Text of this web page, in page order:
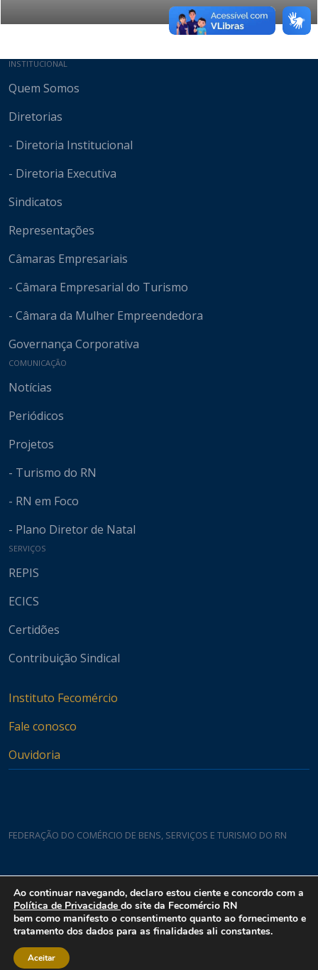
Mapa do site
INSTITUCIONAL
Quem Somos
Diretorias
- Diretoria Institucional
- Diretoria Executiva
Sindicatos
Representações
Câmaras Empresariais
- Câmara Empresarial do Turismo
- Câmara da Mulher Empreendedora
Governança Corporativa
COMUNICAÇÃO
Notícias
Periódicos
Projetos
- Turismo do RN
- RN em Foco
- Plano Diretor de Natal
SERVIÇOS
REPIS
ECICS
Certidões
Contribuição Sindical
Instituto Fecomércio
Fale conosco
Ouvidoria
FEDERAÇÃO DO COMÉRCIO DE BENS, SERVIÇOS E TURISMO DO RN
Rua Padre João Damasceno, 1935 - Lagoa Nova CEP 59075-760
Ao continuar navegando, declaro estou ciente e concordo com a
Política de Privacidade do site da Fecomércio RN
bem como manifesto o consentimento quanto ao fornecimento e
tratamento dos dados para as finalidades ali constantes.
Aceitar